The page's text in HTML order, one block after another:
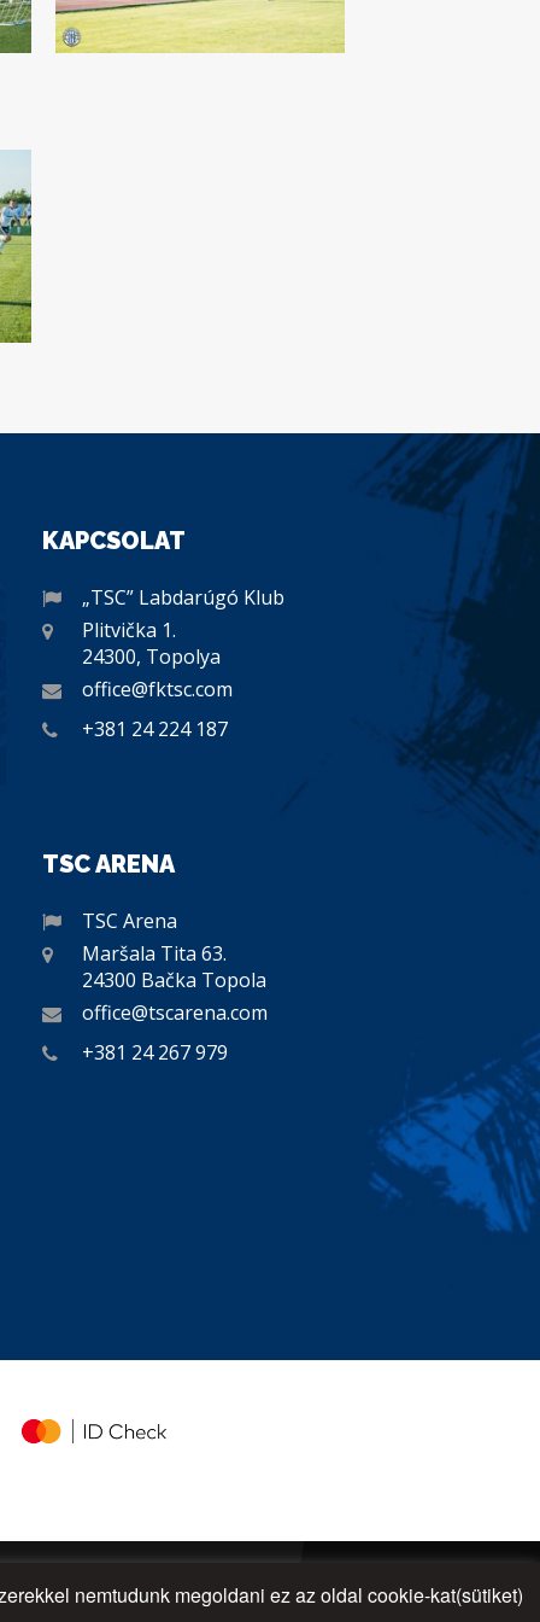
KAPCSOLAT
„TSC” Labdarúgó Klub
Plitvička 1.
24300, Topolya
office@fktsc.com
+381 24 224 187
TSC ARENA
TSC Arena
Maršala Tita 63.
24300 Bačka Topola
office@tscarena.com
+381 24 267 979
UP
nemtudunk megoldani ez az oldal cookie-kat(sütiket)